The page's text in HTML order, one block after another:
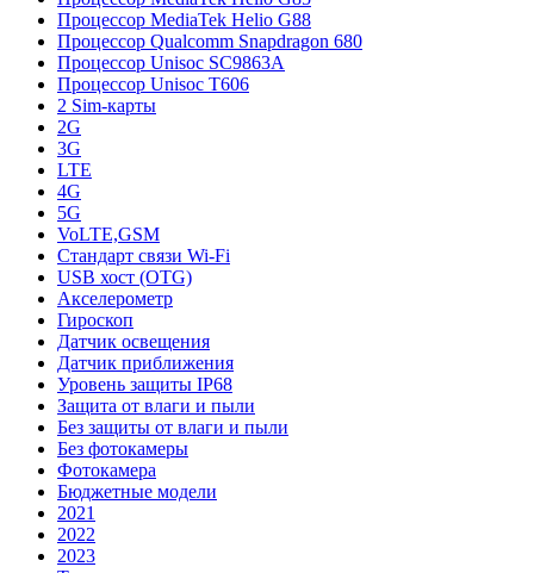
Процессор MediaTek Helio G88
Процессор Qualcomm Snapdragon 680
Процессор Unisoc SC9863A
Процессор Unisoc T606
2 Sim-карты
2G
3G
LTE
4G
5G
VoLTE,GSM
Стандарт связи Wi-Fi
USB хост (OTG)
Акселерометр
Гироскоп
Датчик освещения
Датчик приближения
Уровень защиты IP68
Защита от влаги и пыли
Без защиты от влаги и пыли
Без фотокамеры
Фотокамера
Бюджетные модели
2021
2022
2023